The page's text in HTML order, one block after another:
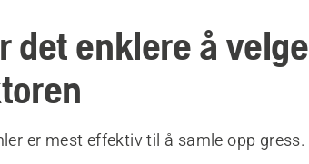
det enklere å velge
er mest effektiv til å samle opp gress.